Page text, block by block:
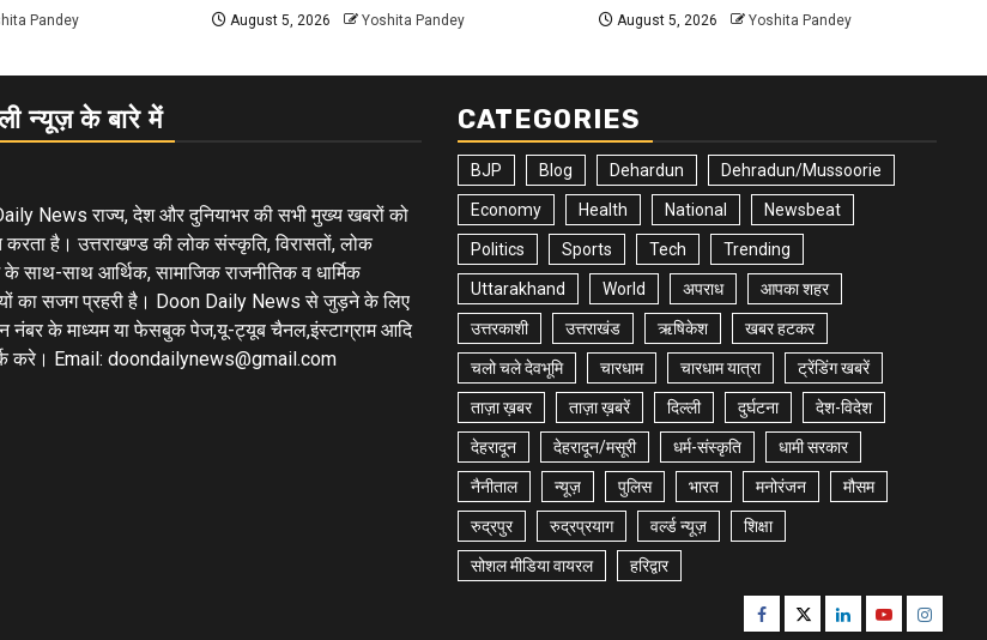
Pandey August 5, 2026 Yoshita Pandey August 5, 2026 Yoshita Pandey
न्यूज़ के बारे में
News राज्य, देश और दुनियाभर की सभी मुख्य खबरों को
करता है। उत्तराखण्ड की लोक संस्कृति, विरासतों, लोक
साथ-साथ आर्थिक, सामाजिक राजनीतिक व धार्मिक
का सजग प्रहरी है। Doon Daily News से जुड़ने के लिए
नंबर के माध्यम या फेसबुक पेज,यू-ट्यूब चैनल,इंस्टाग्राम आदि
करे। Email: doondailynews@gmail.com
CATEGORIES
BJP Blog Dehardun Dehradun/Mussoorie
Economy Health National Newsbeat
Politics Sports Tech Trending
Uttarakhand World अपराध आपका शहर
उत्तरकाशी उत्तराखंड ऋषिकेश खबर हटकर
चलो चले देवभूमि चारधाम चारधाम यात्रा ट्रेंडिंग खबरें
ताज़ा ख़बर ताज़ा ख़बरें दिल्ली दुर्घटना देश-विदेश
देहरादून देहरादून/मसूरी धर्म-संस्कृति धामी सरकार
नैनीताल न्यूज़ पुलिस भारत मनोरंजन मौसम
रुद्रपुर रुद्रप्रयाग वर्ल्ड न्यूज़ शिक्षा
सोशल मीडिया वायरल हरिद्वार
Facebook
TwitterLinkedinYoutube